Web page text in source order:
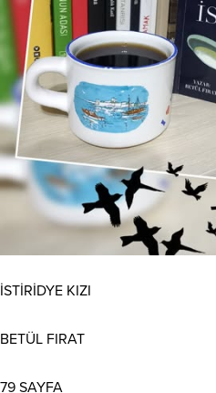
İSTİRİDYE KIZI
BETÜL FIRAT
79 SAYFA